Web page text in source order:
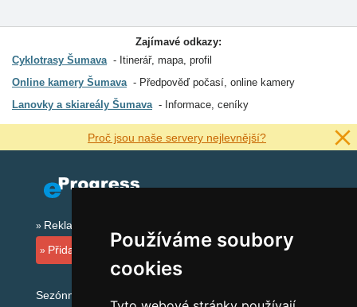
Používáme soubory
cookies
Zajímavé odkazy:
Cyklotrasy Šumava
Itinerář, mapa, profil
Online kamery Šumava
Předpověď počasí, online kamery
Lanovky a skiareály Šumava
Informace, ceníky
Proč jsou naše servery nejlevnější?
Reklama na tomto serveru
Přidat ubytovací zařízení
Sezónní odkazy: